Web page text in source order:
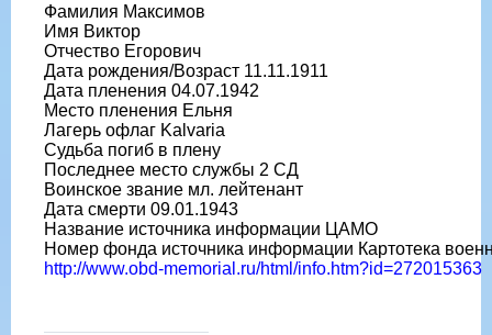
Фамилия Максимов
Имя Виктор
Отчество Егорович
Дата рождения/Возраст 11.11.1911
Дата пленения 04.07.1942
Место пленения Ельня
Лагерь офлаг Kalvaria
Судьба погиб в плену
Последнее место службы 2 СД
Воинское звание мл. лейтенант
Дата смерти 09.01.1943
Название источника информации ЦАМО
Номер фонда источника информации Картотека
http://www.obd-memorial.ru/html/info.htm?id=272015363